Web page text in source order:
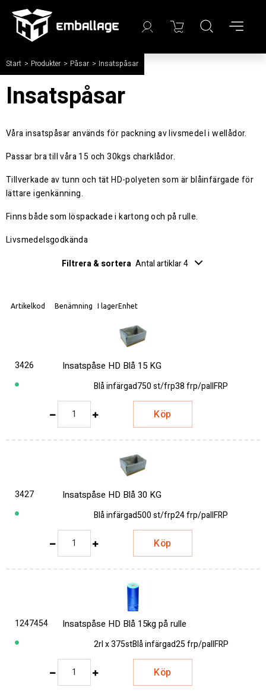
Start / Produkter / Påsar / Insatspåsar
Insatspåsar
Våra insatspåsar används för packning av livsmedel i wellådor.
Passar bra till våra 15 och 30kgs charklådor.
Tillverkade av tunn och tät HD-polyeten som är blåinfärgade för
lättare igenkänning.
Finns både som löspackade i kartong och på rulle.
Livsmedelsgodkända
Filtrera & sortera Antal artiklar 4
Artikelkod Benämning I lagerEnhet
3426 Insatspåse HD Blå 15 KG
Blå infärgad750 st/frp38 frp/pallFRP
Köp
3427 Insatspåse HD Blå 30 KG
Blå infärgad500 st/frp24 frp/pallFRP
Köp
1247454 Insatspåse HD Blå 15kg på rulle
2rl x 375stBlå infärgad25 frp/pallFRP
Köp